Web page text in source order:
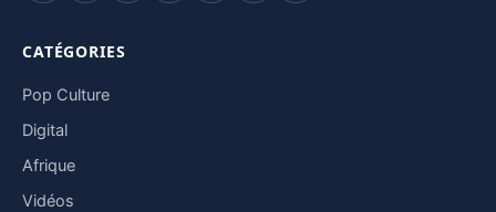
CATÉGORIES
Pop Culture
Digital
Afrique
Vidéos